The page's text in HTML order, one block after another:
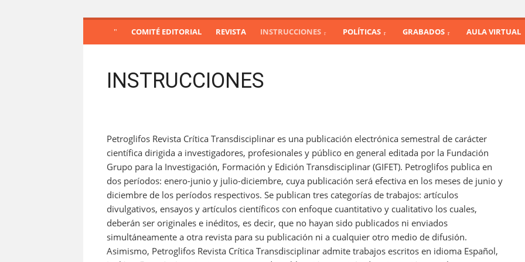
COMITÉ EDITORIAL REVISTA INSTRUCCIONES POLÍTICAS GRABADOS AULA VIRTUAL
INSTRUCCIONES
Petroglifos Revista Crítica Transdisciplinar es una publicación electrónica semestral de carácter
científica dirigida a investigadores, profesionales y público en general editada por la Fundación
Grupo para la Investigación, Formación y Edición Transdisciplinar (GIFET). Petroglifos publica en
dos períodos: enero-junio y julio-diciembre, cuya publicación será efectiva en los meses de junio y
diciembre de los períodos respectivos. Se publican tres categorías de trabajos: artículos
divulgativos, ensayos y artículos científicos con enfoque cuantitativo y cualitativo los cuales,
deberán ser originales e inéditos, es decir, que no hayan sido publicados ni enviados
simultáneamente a otra revista para su publicación ni a cualquier otro medio de difusión.
Asimismo, Petroglifos Revista Crítica Transdisciplinar admite trabajos escritos en idioma Español,